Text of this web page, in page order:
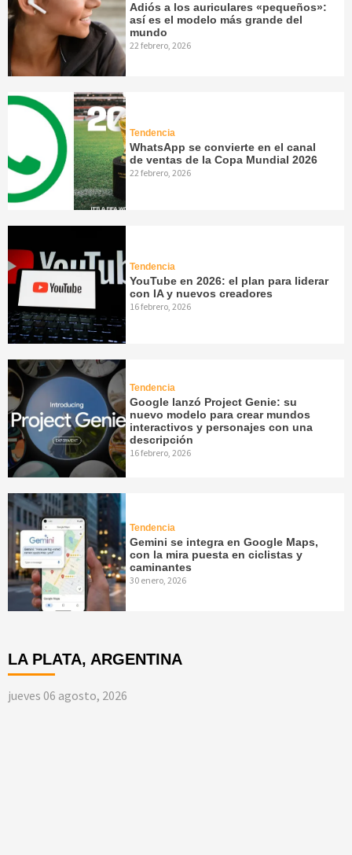
Adiós a los auriculares «pequeños»:
así es el modelo más grande del
mundo
22 febrero, 2026
Tendencia
WhatsApp se convierte en el canal
de ventas de la Copa Mundial 2026
22 febrero, 2026
Tendencia
YouTube en 2026: el plan para liderar
con IA y nuevos creadores
16 febrero, 2026
Tendencia
Google lanzó Project Genie: su
nuevo modelo para crear mundos
interactivos y personajes con una
descripción
16 febrero, 2026
Tendencia
Gemini se integra en Google Maps,
con la mira puesta en ciclistas y
caminantes
30 enero, 2026
LA PLATA, ARGENTINA
jueves 06 agosto, 2026